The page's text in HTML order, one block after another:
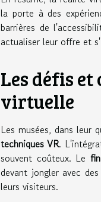
la porte à des
barrières de
actualiser leur offre et
Les défis
virtuelle
Les musées, dans leur
techniques VR.
souvent coûteux. Le
devant jongler avec
leurs visiteurs.